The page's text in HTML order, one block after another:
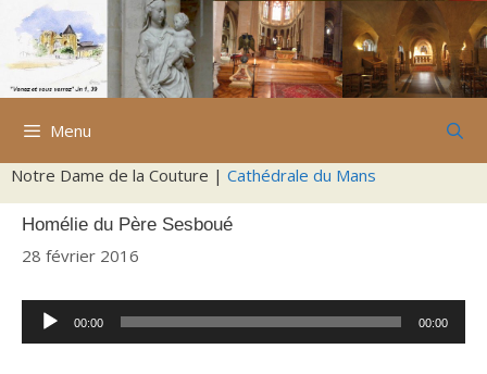
Aller
contenu
Menu
Notre Dame de la Couture | Cathédrale du Mans
Homélie du Père Sesboué
28 février 2016
Lecteur
audio
00:00 00:00